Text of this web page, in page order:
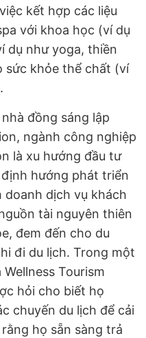
kết hợp các liệu
với khoa học (ví dụ
dụ như yoga, thiền
sức khỏe thể chất (ví
đồng sáng lập
ngành công nghiệp
là xu hướng đầu tư
hướng phát triển
dịch vụ khách
tài nguyên thiên
đem đến cho du
đi du lịch. Trong một
Tourism
hỏi cho biết họ
chuyến du lịch để cải
họ sẵn sàng trả